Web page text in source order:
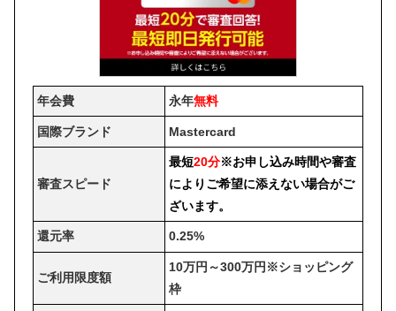
年会費 永年無料
国際ブランド Mastercard
審査スピード
最短20分※お申し込み時間や審査
によりご希望に添えない場合がご
ざいます。
還元率 0.25%
ご利用限度額
10万円～300万円※ショッピング
枠